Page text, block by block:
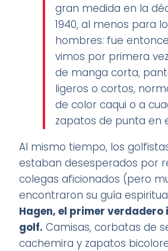
gran medida en la
1940, al menos para
hombres: fue
vimos por primera
de manga corta,
ligeros o cortos,
de color caqui o a
zapatos de punta en
Al mismo tiempo, los
estaban desesperados por
colegas aficionados (pero
encontraron su guía
Hagen, el primer verdadero
golf. Camisas, corbatas de
cachemira y zapatos